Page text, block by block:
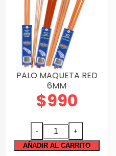
PALO MAQUETA RED
6MM
$990
-
PALO
MAQUETA
+
AÑADIR AL CARRITO